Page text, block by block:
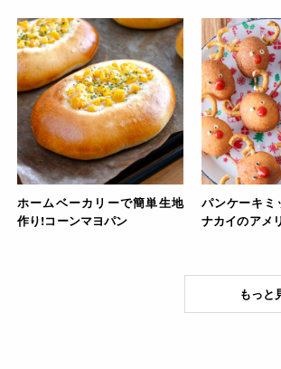
ホームベーカリーで簡単生地
作り!コーンマヨパン
パンケーキミ
ナカイのアメ
もっと